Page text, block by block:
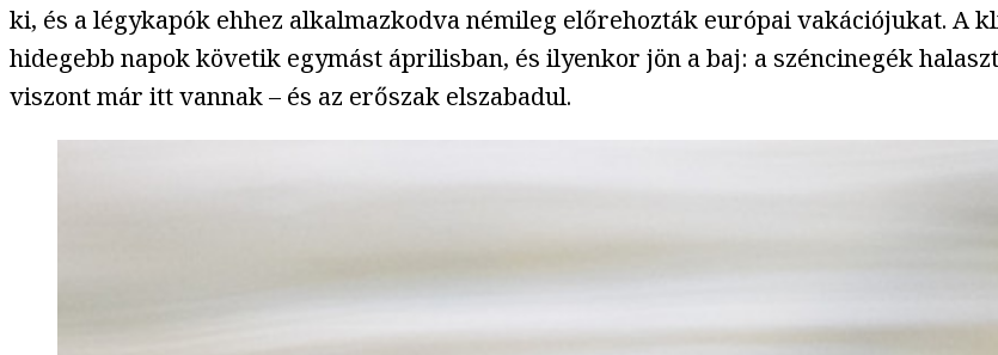
ki, és a légykapók ehhez alkalmazkodva némileg előrehozták európai vakációjukat. A
hidegebb napok követik egymást áprilisban, és ilyenkor jön a baj: a széncinegék
viszont már itt vannak – és az erőszak elszabadul.